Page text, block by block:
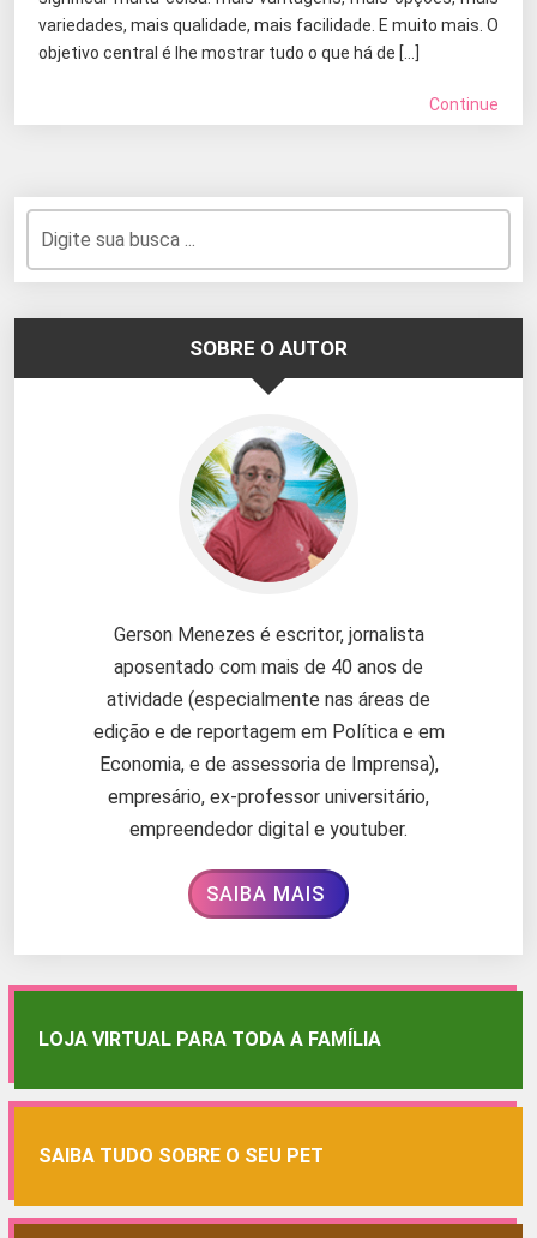
variedades, mais qualidade, mais facilidade. E muito mais. O
objetivo central é lhe mostrar tudo o que há de […]
Continue
SOBRE O AUTOR
Gerson Menezes é escritor, jornalista
aposentado com mais de 40 anos de
atividade (especialmente nas áreas de
edição e de reportagem em Política e em
Economia, e de assessoria de Imprensa),
empresário, ex-professor universitário,
empreendedor digital e youtuber.
SAIBA MAIS
LOJA VIRTUAL PARA TODA A FAMÍLIA
SAIBA TUDO SOBRE O SEU PET